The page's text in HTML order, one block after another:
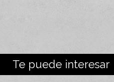
Te puede interesar